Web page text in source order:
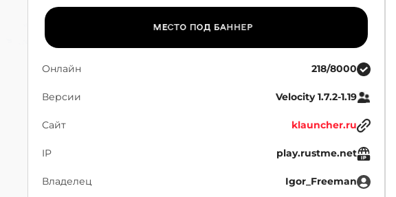
Онлайн 218/8000
Версии Velocity 1.7.2-1.19
Сайт klauncher.ru
IP play.rustme.net
Владелец Igor_Freeman